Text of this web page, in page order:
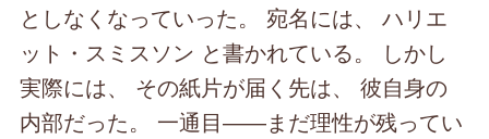
としなくなっていった。 宛名には、 ハリエ
ット・スミスソン と書かれている。 しかし
実際には、 その紙片が届く先は、 彼自身の
内部だった。 一通目――まだ理性が残ってい